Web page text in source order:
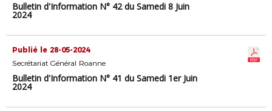
Bulletin d'Information N° 42 du Samedi 8 Juin
2024
Publié le 28-05-2024
Secrétariat Général Roanne
Bulletin d'Information N° 41 du Samedi 1er Juin
2024